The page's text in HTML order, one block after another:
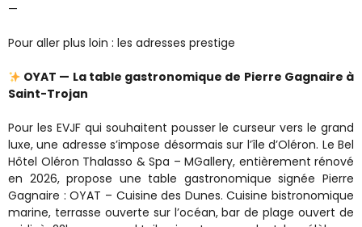
—
Pour aller plus loin : les adresses prestige
OYAT — La table gastronomique de Pierre Gagnaire à
Saint-Trojan
Pour les EVJF qui souhaitent pousser le curseur vers le grand
luxe, une adresse s’impose désormais sur l’île d’Oléron. Le Bel
Hôtel Oléron Thalasso & Spa – MGallery, entièrement rénové
en 2026, propose une table gastronomique signée Pierre
Gagnaire : OYAT – Cuisine des Dunes. Cuisine bistronomique
marine, terrasse ouverte sur l’océan, bar de plage ouvert de